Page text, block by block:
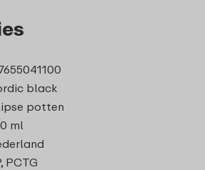
black
potten
ml
PCTG